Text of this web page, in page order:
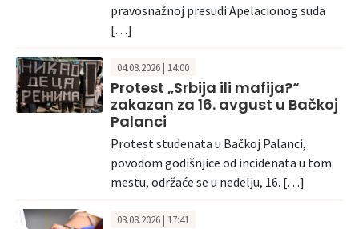
pravosnažnoj presudi Apelacionog suda
[…]
04.08.2026 | 14:00
Protest „Srbija ili mafija?“
zakazan za 16. avgust u Bačkoj
Palanci
Protest studenata u Bačkoj Palanci,
povodom godišnjice od incidenata u tom
mestu, održaće se u nedelju, 16. […]
03.08.2026 | 17:41